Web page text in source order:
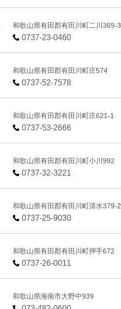
和歌山県有田郡有田川町二川369-3
0737-23-0460
和歌山県有田郡有田川町庄574
0737-52-7578
和歌山県有田郡有田川町庄621-1
0737-53-2666
和歌山県有田郡有田川町小川992
0737-32-3221
和歌山県有田郡有田川町清水379-2
0737-25-9030
和歌山県有田郡有田川町押手672
0737-26-0011
和歌山県海南市大野中939